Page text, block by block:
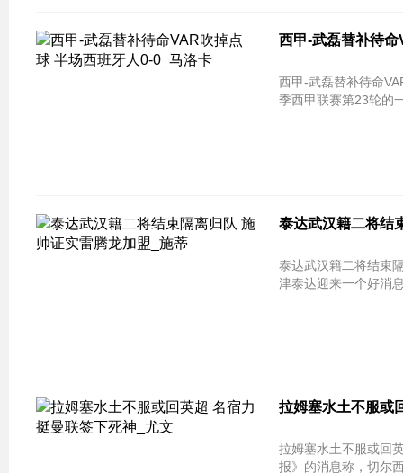
西甲-武磊替补待
西甲-武磊替补待命VAR吹掉点球
季西甲联赛第23轮的
泰达武汉籍二将结
泰达武汉籍二将结束隔离归队 施帅
津泰达迎来一个好消
拉姆塞水土不服或
拉姆塞水土不服或回英超 名宿力挺曼
报》的消息称，切尔